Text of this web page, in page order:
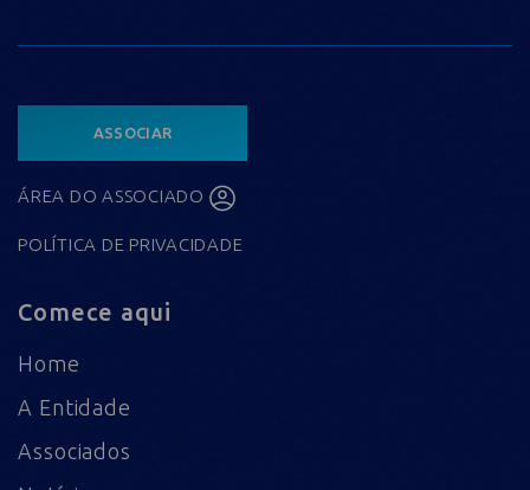
ASSOCIAR
ÁREA DO ASSOCIADO
POLÍTICA DE PRIVACIDADE
Comece aqui
Home
A Entidade
Associados